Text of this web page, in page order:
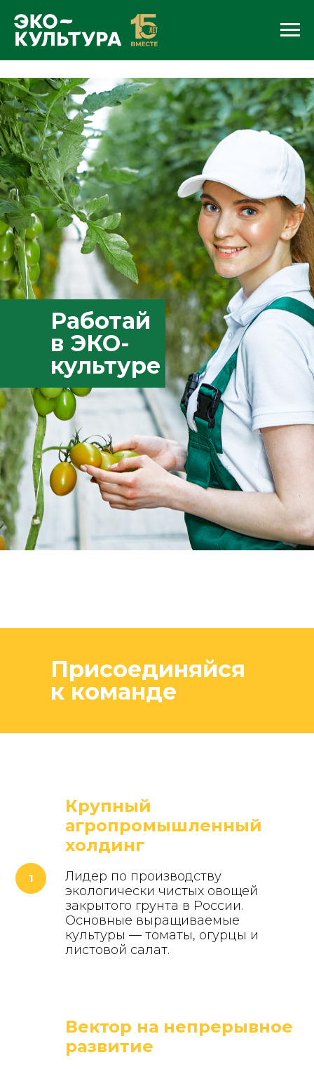
Работай
в ЭКО-
культуре
Присоединяйся
к команде
Крупный
агропромышленный
холдинг
Лидер по производству
экологически чистых овощей
закрытого грунта в России.
Основные выращиваемые
культуры — томаты, огурцы и
листовой салат.
Вектор на непрерывное
развитие